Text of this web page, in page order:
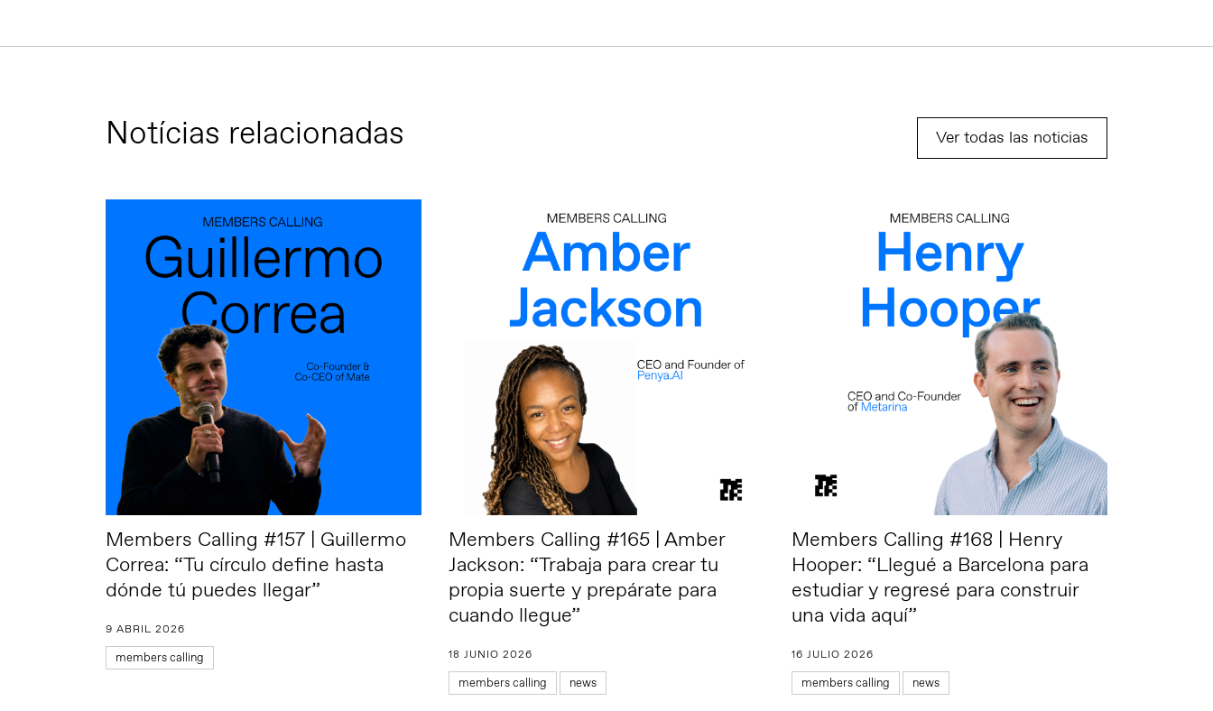
Notícias relacionadas Ver todas las noticias
Members Calling #157 | Guillermo
Correa: “Tu círculo define hasta
dónde tú puedes llegar”
9 ABRIL 2026
members calling
Members Calling #165 | Amber
Jackson: “Trabaja para crear tu
propia suerte y prepárate para
cuando llegue”
18 JUNIO 2026
members calling news
Members Calling #168 | Henry
Hooper: “Llegué a Barcelona para
estudiar y regresé para construir
una vida aquí”
16 JULIO 2026
members calling news